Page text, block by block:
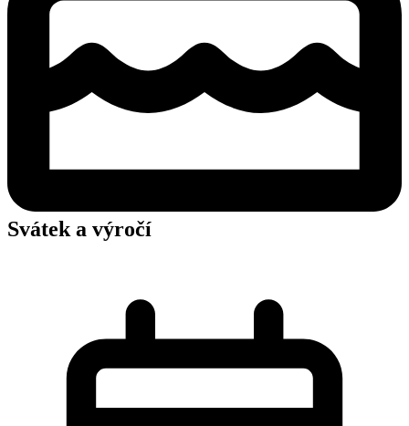
Svátek a výročí